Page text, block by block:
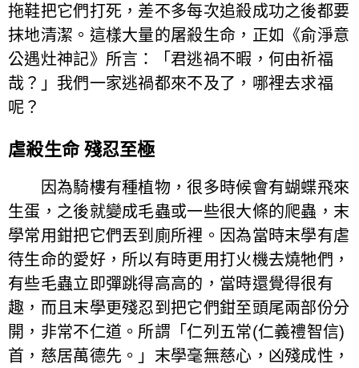
拖鞋把它們打死，差不多每次追殺成功之後都要
抹地清潔。這樣大量的屠殺生命，正如《俞淨意
公遇灶神記》所言：「君逃禍不暇，何由祈福
哉？」我們一家逃禍都來不及了，哪裡去求福
呢？
虐殺生命 殘忍至極
因為騎樓有種植物，很多時候會有蝴蝶飛來
生蛋，之後就變成毛蟲或一些很大條的爬蟲，末
學常用鉗把它們丟到廁所裡。因為當時末學有虐
待生命的愛好，所以有時更用打火機去燒牠們，
有些毛蟲立即彈跳得高高的，當時還覺得很有
趣，而且末學更殘忍到把它們鉗至頭尾兩部份分
開，非常不仁道。所謂「仁列五常(仁義禮智信)
首，慈居萬德先。」末學毫無慈心，凶殘成性，